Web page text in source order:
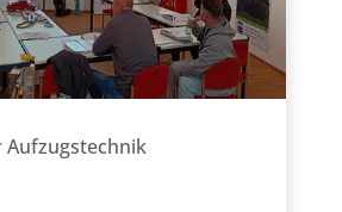
Aufzugstechnik